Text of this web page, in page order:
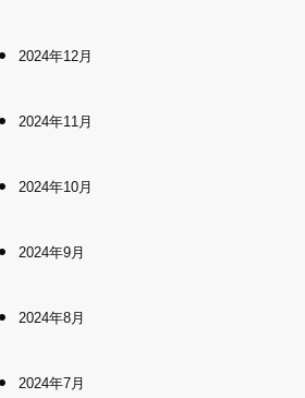
2024年12月
2024年11月
2024年10月
2024年9月
2024年8月
2024年7月